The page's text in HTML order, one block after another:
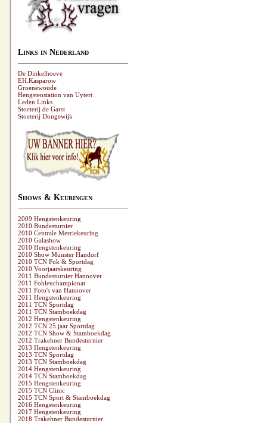
Links in Nederland
De Dinkelhoeve
EH.Kasparow
Groenewoude
Hengstenstation van Uytert
Leden Links
Stoeterij de Garst
Stoeterij Dongewijk
Shows & Keuringen
2009 Hengstenkeuring
2010 Bundesturnier
2010 Centrale Merriekeuring
2010 Galashow
2010 Hengstenkeuring
2010 Show Münster Handorf
2010 TCN Fok & Sportdag
2010 Voorjaarskeuring
2011 Bundesturnier Hannover
2011 Fohlenchampionat
2011 Foto's van Hannover
2011 Hengstenkeuring
2011 TCN Sportdag
2011 TCN Stamboekdag
2012 Hengstenkeuring
2012 TCN 25 jaar Sportdag
2012 TCN Show & Stamboekdag
2012 Trakehner Bundesturnier
2013 Hengstenkeuring
2013 TCN Sportdag
2013 TCN Stamboekdag
2014 Hengstenkeuring
2014 TCN Stamboekdag
2015 Hengstenkeuring
2015 TCN Clinic
2015 TCN Sport & Stamboekdag
2016 Hengstenkeuring
2017 Hengstenkeuring
2018 Trakehner Bundesturnier